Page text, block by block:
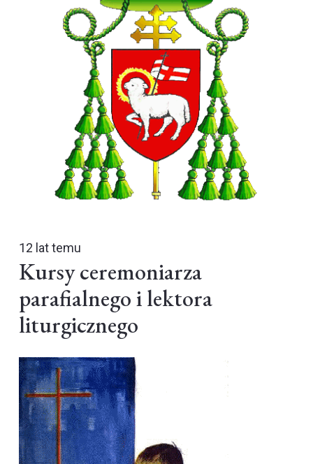
12 lat temu
Kursy ceremoniarza
parafialnego i lektora
liturgicznego